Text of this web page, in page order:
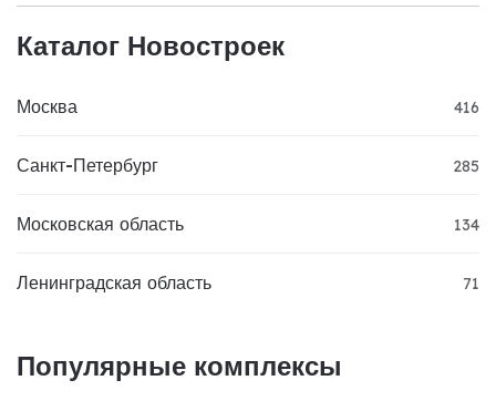
Каталог Новостроек
Москва 416
Санкт-Петербург 285
Московская область 134
Ленинградская область 71
Популярные комплексы